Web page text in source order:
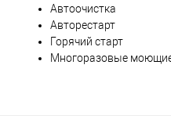
Автоочистка
Авторестарт
Горячий старт
Многоразовые